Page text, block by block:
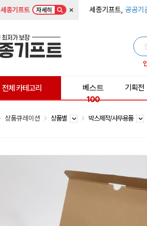
세종기프트 자세히 × 세종기프트, 공공기
전체 카테고리
베스트
100
기획전
상품큐레이션 상품별 박스제작/사무용품